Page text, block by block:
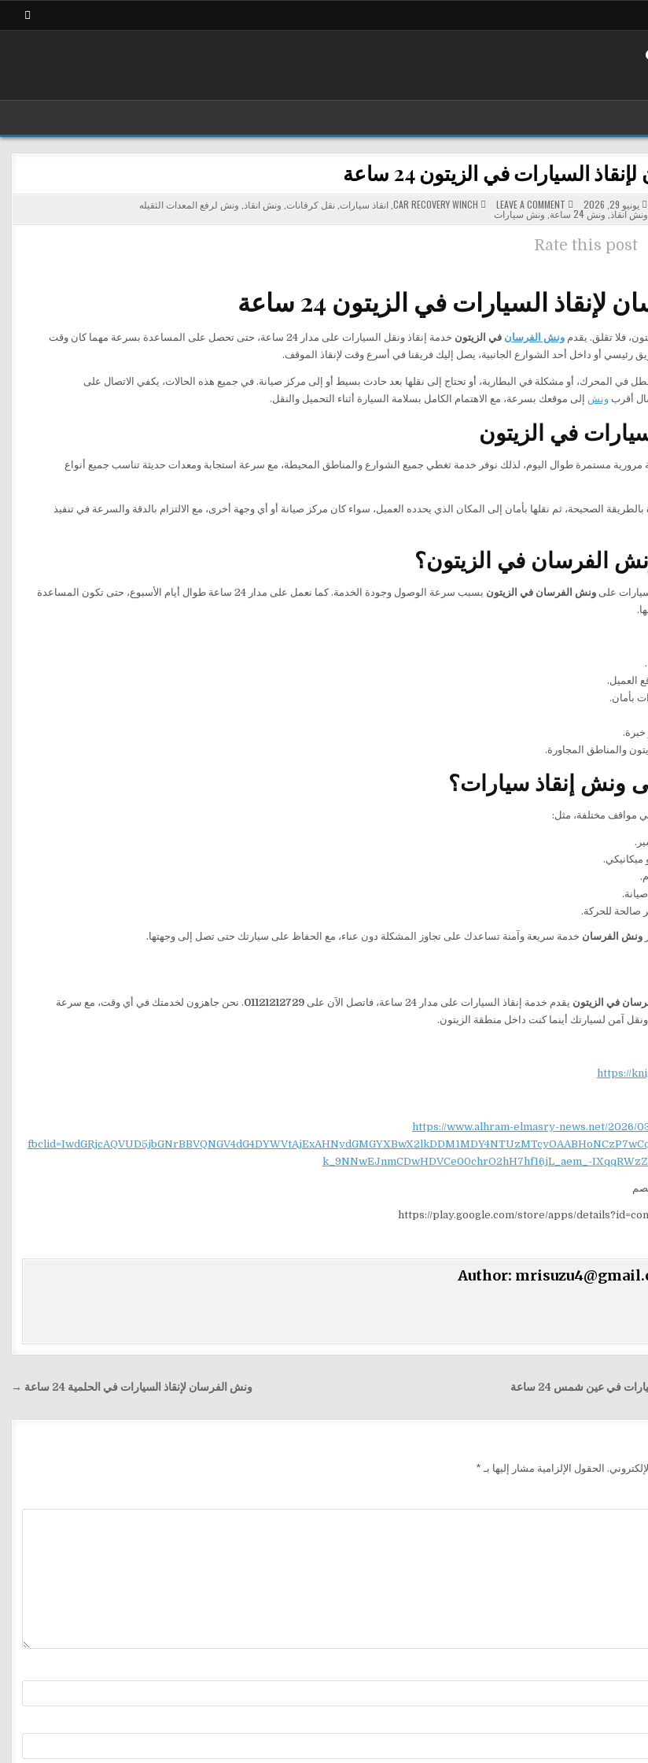
السيارات في الزيتون 24 ساعة
يونيو 29, 2026 LEAVE A COMMENT
ON
ونش
الفرسان
POSTED
IN
CAR RECOVERY WINCH
,انقاذ سيارات ,نقل كرفانات ونش انقاذ ونش لرفع المعدات الثقيله
انقاذ, ونش 24 ساعة ونش سيارات
Rate this post
السيارات في الزيتون 24 ساعة
فلا تقلق. يقدمونش الفرسان في الزيتون
خدمة إنقاذ ونقل السيارات على مدار 24 ساعة، حتى تحصل على المساعدة بسرعة مهما كان وقت
رئيسي أو داخل أحد الشوارع الجانبية، يصل إليك فريقنا في أسرع وقت لإنقاذ الموقف.
في المحرك، أو مشكلة في البطارية، أو تحتاج إلى نقلها بعد حادث بسيط أو إلى مركز صيانة. في جميع هذه الحالات، يكفي الاتصال على
أقربونش إلى موقعك بسرعة، مع الاهتمام الكامل بسلامة السيارة أثناء التحميل والنقل.
في الزيتون
مرورية مستمرة طوال اليوم، لذلك نوفر خدمة تغطي جميع الشوارع والمناطق المحيطة، مع سرعة استجابة ومعدات حديثة تناسب جميع أنواع
الصحيحة، ثم نقلها بأمان إلى المكان الذي يحدده العميل، سواء كان مركز صيانة أو أي وجهة أخرى، مع الالتزام بالدقة والسرعة في تنفيذ
الفرسان في الزيتون؟
علىونش الفرسان في الزيتون
بسبب سرعة الوصول وجودة الخدمة. كما نعمل على مدار 24 ساعة طوال أيام الأسبوع، حتى تكون المساعدة
العميل.
بأمان.
والمناطق المجاورة.
ونش إنقاذ سيارات؟
مواقف مختلفة، مثل:
صالحة للحركة.
ونش الفرسان خدمة سريعة وآمنة تساعدك على تجاوز المشكلة دون عناء، مع الحفاظ على سيارتك حتى تصل إلى وجهتها.
في الزيتون يقدم خدمة إنقاذ السيارات على مدار 24 ساعة، فاتصل الآن على 01121212729. نحن جاهزون لخدمتك في أي وقت، مع سرعة
ونقل آمن لسيارتك أينما كنت داخل منطقة الزيتون.
https://
https://www.alhram-elmasry-news.net/2026/
k_9NNwEJnmCDwHDVCe00chrO2hH7hf16jL_aem_-
https://play.google.com/store/apps/
Author:
ونش الفرسان لإنقاذ السيارات في الحلمية 24 ساعة → في عين شمس 24 ساعة
الحقول الإلزامية مشار إليها بـ *